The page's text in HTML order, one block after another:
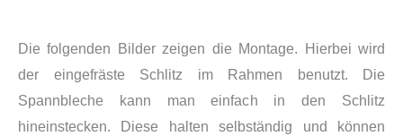
Die folgenden Bilder zeigen die Montage. Hierbei wird
der eingefräste Schlitz im Rahmen benutzt. Die
Spannbleche kann man einfach in den Schlitz
hineinstecken. Diese halten selbständig und können